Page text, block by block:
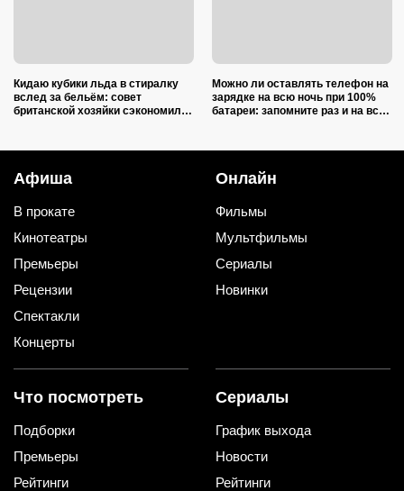
Кидаю кубики льда в стиралку
вслед за бельём: совет
британской хозяйки сэкономил
Можно ли оставлять телефон на
зарядке на всю ночь при 100%
батареи: запомните раз и на всю
Афиша
В прокате
Кинотеатры
Премьеры
Рецензии
Спектакли
Концерты
Онлайн
Фильмы
Мультфильмы
Сериалы
Новинки
Что посмотреть
Подборки
Премьеры
Рейтинги
Сериалы
График выхода
Новости
Рейтинги